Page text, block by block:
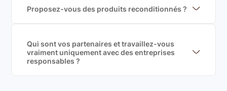
garantir le meilleur prix de rachat. De plus, nous
sommes rémunéré à la commission sur la valeur de
Proposez-vous des produits reconditionnés ?
produits officiels de grandes marques et du
reconditionné de haute qualité
Qui sont vos partenaires et travaillez-vous
vraiment uniquement avec des entreprises
responsables ?